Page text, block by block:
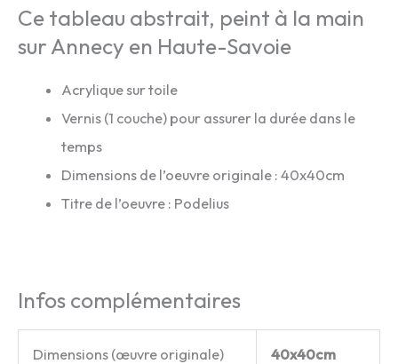
Ce tableau abstrait, peint à la main
sur Annecy en Haute-Savoie
Acrylique sur toile
Vernis (1 couche) pour assurer la durée dans le
temps
Dimensions de l’oeuvre originale : 40x40cm
Titre de l’oeuvre : Podelius
Infos complémentaires
Dimensions (œuvre originale) 40x40cm